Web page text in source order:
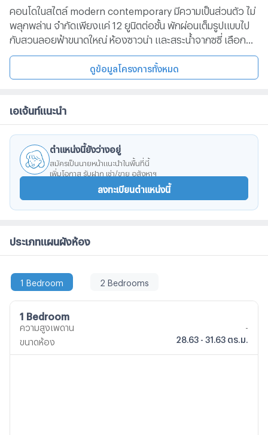
คอนโดในสไตล์ modern contemporary มีความเป็นส่วนตัว ไม่
พลุกพล่าน จำกัดเพียงแค่ 12 ยูนิตต่อชั้น พักผ่อนเต็มรูปแบบไป
กับสวนลอยฟ้าขนาดใหญ่ ห้องซาวน่า และสระน้ำจากุซซี่ เลือก
ลอยฟ้า หรือเลือกทำกิจกรรมกับครอบครัว ในห้องสมุด ห้อง
สันทนาการเด็ก เติมเต็มช่วงเวลาพักผ่อนของคุณ และครอบครัว
ดูข้อมูลโครงการทั้งหมด
เอเจ้นท์แนะนำ
ตำแหน่งนี้ยังว่างอยู่
สมัครเป็นนายหน้าแนะนำในพื้นที่นี้
เพิ่มโอกาส รับฝาก เช่า/ขาย อสังหาฯ
ลงทะเบียนตำแหน่งนี้
ประเภทแผนผังห้อง
1 Bedroom 2 Bedrooms
1 Bedroom
ความสูงเพดาน
ขนาดห้อง 28.63 - 31.63 ตร.ม.